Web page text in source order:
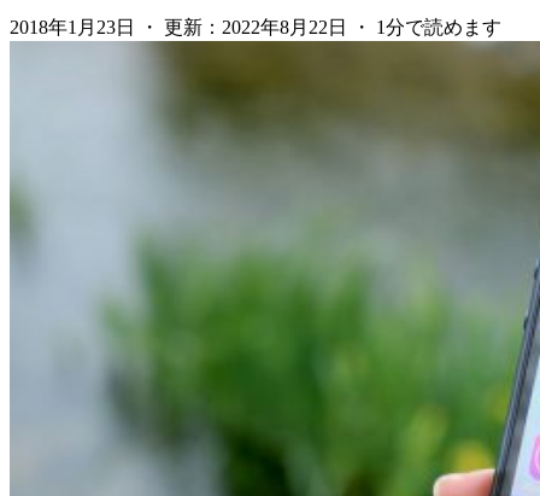
2018年1月23日 ・ 更新： 2022年8月22日 ・ 1分で読めます